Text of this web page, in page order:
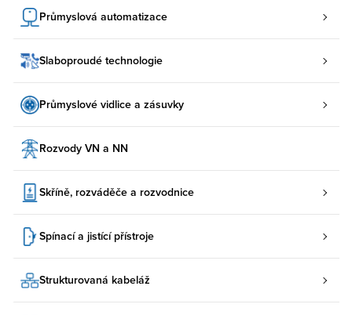
Průmyslová automatizace
Slaboproudé technologie
Průmyslové vidlice a zásuvky
Rozvody VN a NN
Skříně, rozváděče a rozvodnice
Spínací a jistící přístroje
Strukturovaná kabeláž